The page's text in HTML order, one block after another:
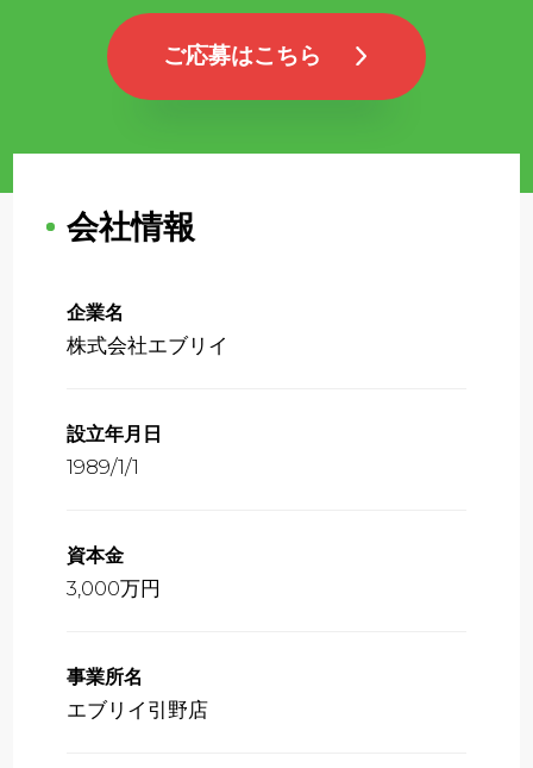
ご応募はこちら
会社情報
企業名
株式会社エブリイ
設立年月日
1989/1/1
資本金
3,000万円
事業所名
エブリイ引野店